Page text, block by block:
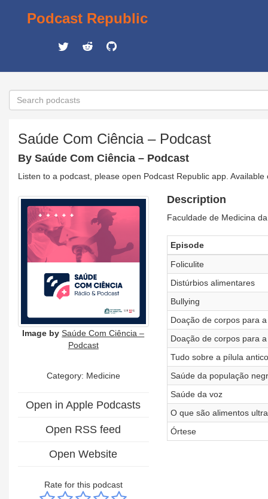
Podcast Republic
Saúde Com Ciência – Podcast
By Saúde Com Ciência – Podcast
Listen to a podcast, please open Podcast Republic app.
Image by Saúde Com Ciência –
Podcast
Category: Medicine
Open in Apple Podcasts
Open RSS feed
Open Website
Rate for this podcast
Description
Faculdade de Medicina
Episode
Foliculite
Distúrbios alimentares
Bullying
Doação de corpos para
Doação de corpos para
Tudo sobre a pílula
Saúde da população
Saúde da voz
O que são alimentos
Órtese